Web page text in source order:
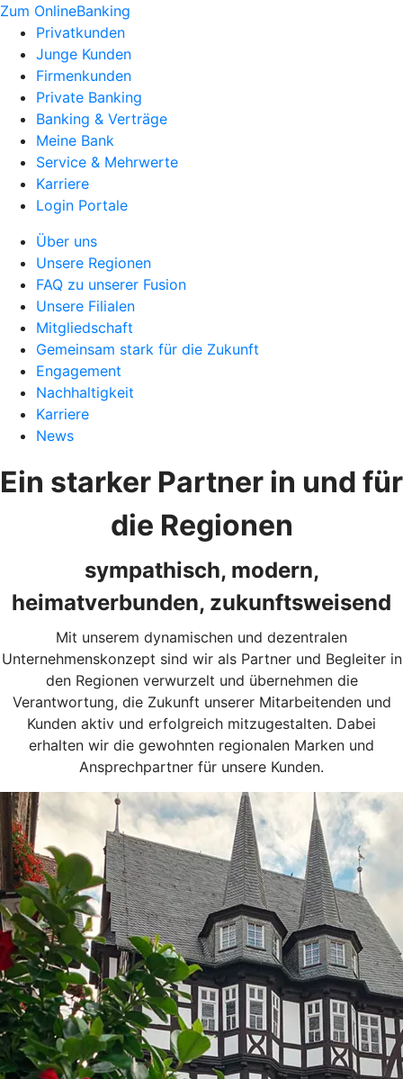
Zum OnlineBanking
Privatkunden
Junge Kunden
Firmenkunden
Private Banking
Banking & Verträge
Meine Bank
Service & Mehrwerte
Karriere
Login Portale
Über uns
Unsere Regionen
FAQ zu unserer Fusion
Unsere Filialen
Mitgliedschaft
Gemeinsam stark für die Zukunft
Engagement
Nachhaltigkeit
Karriere
News
Ein starker Partner in und für
die Regionen
sympathisch, modern,
heimatverbunden, zukunftsweisend
Mit unserem dynamischen und dezentralen
Unternehmenskonzept sind wir als Partner und Begleiter in
den Regionen verwurzelt und übernehmen die
Verantwortung, die Zukunft unserer Mitarbeitenden und
Kunden aktiv und erfolgreich mitzugestalten. Dabei
erhalten wir die gewohnten regionalen Marken und
Ansprechpartner für unsere Kunden.